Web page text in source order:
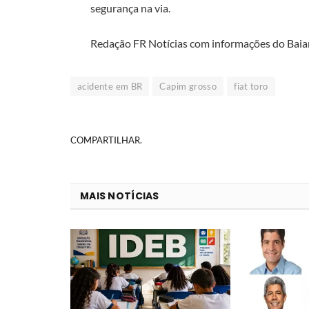
segurança na via.
Redação FR Notícias com informações do
acidente em BR Capim grosso fiat toro
COMPARTILHAR.
MAIS NOTÍCIAS